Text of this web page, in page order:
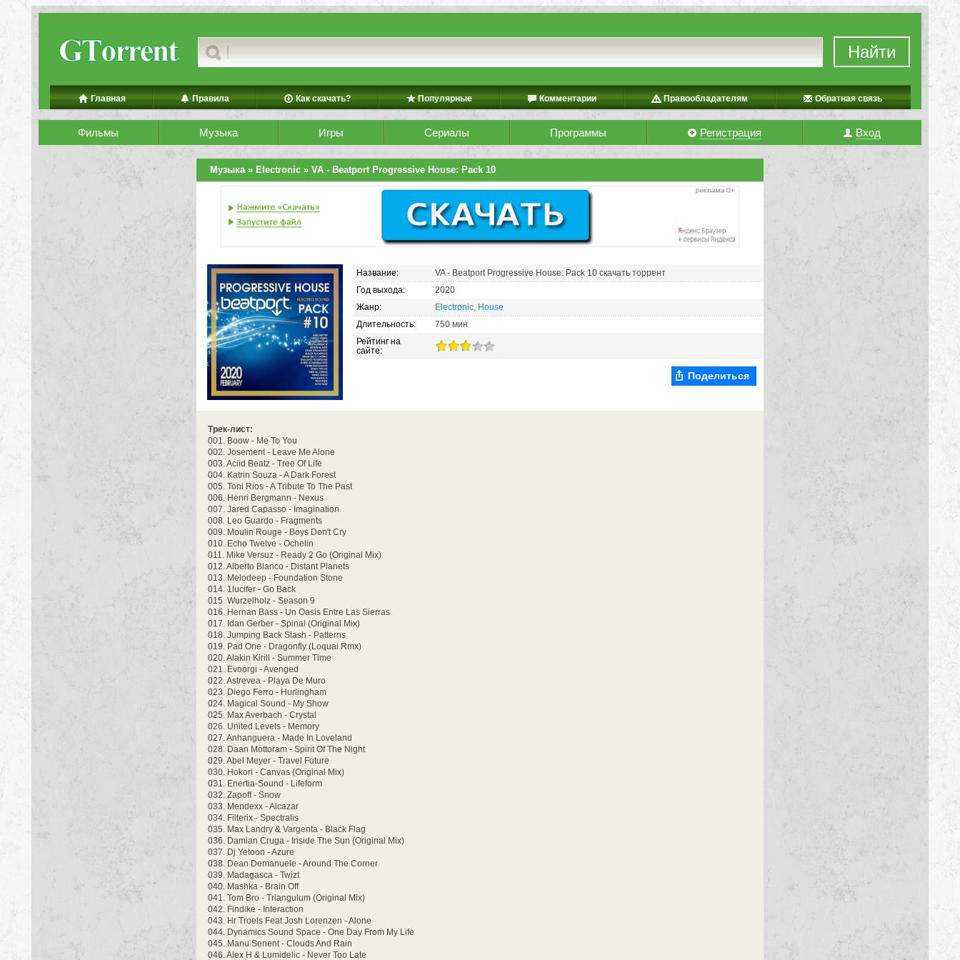
Найти
Главная Правила Как скачать? Популярные Комментарии Правообладателям Обратная связь
Фильмы Музыка Игры Сериалы Программы Регистрация Вход
Музыка» Electronic » VA - Beatport Progressive House: Pack 10
Название:
VA - Beatport Progressive House: Pack 10 скачать торрент
Год выхода:
2020
Жанр:
Electronic, House
Длительность:
750 мин
Рейтинг на
сайте:
Поделиться
Трек-лист:
001. Boow - Me To You
002. Josement - Leave Me Alone
003. Aciid Beatz - Tree Of Life
004. Katrin Souza - A Dark Forest
005. Toni Rios - A Tribute To The Past
006. Henri Bergmann - Nexus
007. Jared Capasso - Imagination
008. Leo Guardo - Fragments
009. Moulin Rouge - Boys Don't Cry
010. Echo Twelve - Ochelin
011. Mike Versuz - Ready 2 Go (Original Mix)
012. Alberto Blanco - Distant Planets
013. Melodeep - Foundation Stone
014. 1lucifer - Go Back
015. Wurzelholz - Season 9
016. Hernan Bass - Un Oasis Entre Las Sierras
017. Idan Gerber - Spinal (Original Mix)
018. Jumping Back Slash - Patterns
019. Pad One - Dragonfly (Loquai Rmx)
020. Alakin Kirill - Summer Time
021. Evoorgi - Avenged
022. Astrevea - Playa De Muro
023. Diego Ferro - Hurlingham
024. Magical Sound - My Show
025. Max Averbach - Crystal
026. United Levels - Memory
027. Anhanguera - Made In Loveland
028. Daan Mottoram - Spirit Of The Night
029. Abel Meyer - Travel Future
030. Hokori - Canvas (Original Mix)
031. Enertia-Sound - Lifeform
032. Zapoff - Snow
033. Mendexx - Alcazar
034. Filterix - Spectralis
035. Max Landry & Vargenta - Black Flag
036. Damian Cruga - Inside The Sun (Original Mix)
037. Dj Yetoon - Azure
038. Dean Demanuele - Around The Corner
039. Madagasca - Twizt
040. Mashka - Brain Off
041. Tom Bro - Triangulum (Original Mix)
042. Findike - Interaction
043. Hr Troels Feat Josh Lorenzen - Alone
044. Dynamics Sound Space - One Day From My Life
045. Manu Senent - Clouds And Rain
046. Alex H & Lumidelic - Never Too Late